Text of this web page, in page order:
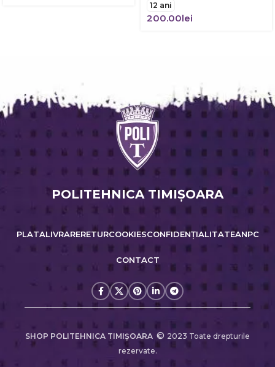
12 ani
200.00lei
POLITEHNICA TIMIŞOARA
PLATALIVRARERETURCOOKIESCONFIDENȚIALITATEANPC
CONTACT
SHOP POLITEHNICA TIMIŞOARA © 2023 Toate drepturile
rezervate.